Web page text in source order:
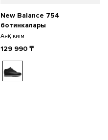
New Balance 754
ботинкалары
Аяқ киім
129 990 ₸